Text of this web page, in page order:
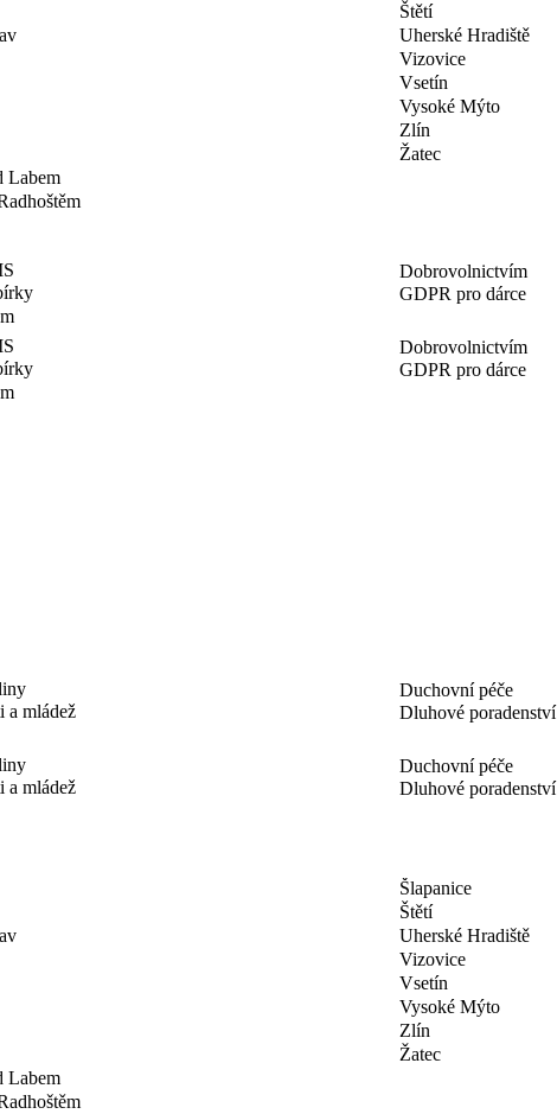
Labem
Štětí
Uherské Hradiště
Vizovice
Vsetín
Vysoké Mýto
Zlín
Žatec
Dobrovolnictvím
GDPR pro dárce
Dobrovolnictvím
GDPR pro dárce
a mládež
Duchovní péče
Dluhové poradenství
a mládež
Duchovní péče
Dluhové poradenství
Labem
Šlapanice
Štětí
Uherské Hradiště
Vizovice
Vsetín
Vysoké Mýto
Zlín
Žatec